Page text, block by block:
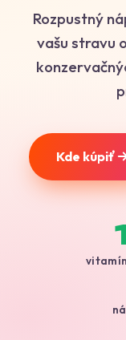
Rozpustný
vašu stravu
Kde kúpiť